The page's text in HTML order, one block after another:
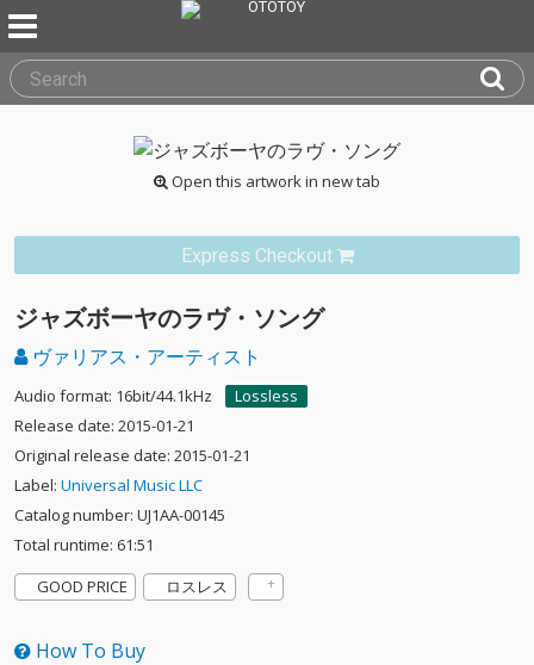
Open this artwork in new tab
Express Checkout
ジャズボーヤのラヴ・ソング
ヴァリアス・アーティスト
Audio format: 16bit/44.1kHz
Lossless
Release date: 2015-01-21
Original release date: 2015-01-21
Label: Universal Music LLC
Catalog number: UJ1AA-00145
Total runtime: 61:51
GOOD PRICE
ロスレス
How To Buy